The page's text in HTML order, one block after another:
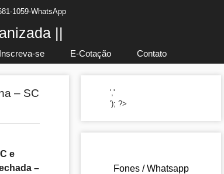
1059-WhatsApp
||
Inscreva-se E-Cotação Contato
– SC
e
–
','
'); ?>
Fones / Whatsapp